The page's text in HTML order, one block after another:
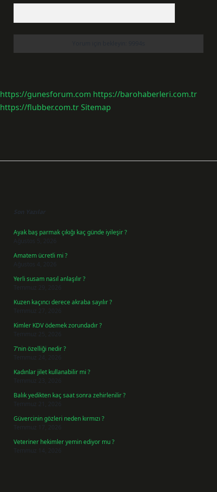
https://gunesforum.com https://barohaberleri.com.tr
https://flubber.com.trSitemap
Son Yazılar
Ayak baş parmak çıkığı kaç günde iyileşir ?
Ağustos 5, 2026
Amatem ücretli mi ?
Ağustos 4, 2026
Yerli susam nasıl anlaşılır ?
Temmuz 29, 2026
Kuzen kaçıncı derece akraba sayılır ?
Temmuz 27, 2026
Kimler KDV ödemek zorundadır ?
Temmuz 25, 2026
7’nin özelliği nedir ?
Temmuz 24, 2026
Kadınlar jilet kullanabilir mi ?
Temmuz 23, 2026
Balık yedikten kaç saat sonra zehirlenilir ?
Temmuz 21, 2026
Güvercinin gözleri neden kırmızı ?
Temmuz 17, 2026
Veteriner hekimler yemin ediyor mu ?
Temmuz 14, 2026